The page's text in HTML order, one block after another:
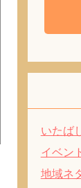
いたば
イベン
地域ネ